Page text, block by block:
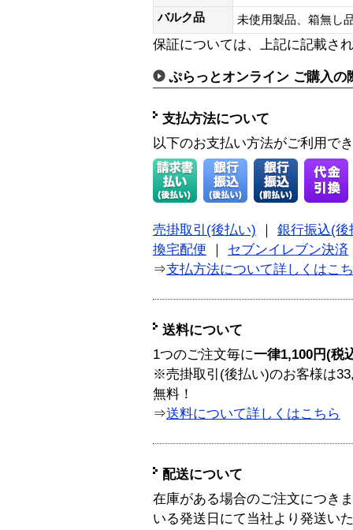
バルク品
未使用製品、箱無
保証については、上記に記載さ
ぷらっとオンライン ご購入の
支払方法について
以下のお支払い方法がご利用で
売掛取引(後払い)
銀行振込(後
換宅配便
セブンイレブン決済
⇒支払方法について詳しくはこ
送料について
1つのご注文毎に一律1,100円(税
※売掛取引(後払い)のお客様は
無料！
⇒送料について詳しくはこちら
配送について
在庫がある場合のご注文につき
いる発送日にて当社より発送い